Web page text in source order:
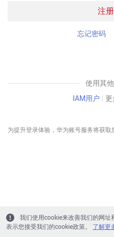
注
忘记密码
使用其
IAM用户 |
为提升登录体验，华为账号服务将获取
我们使用cookie来改善我们的网
表示您接受我们的cookie政策。
了解更